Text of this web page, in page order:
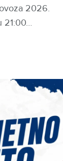
2026.
21:00…